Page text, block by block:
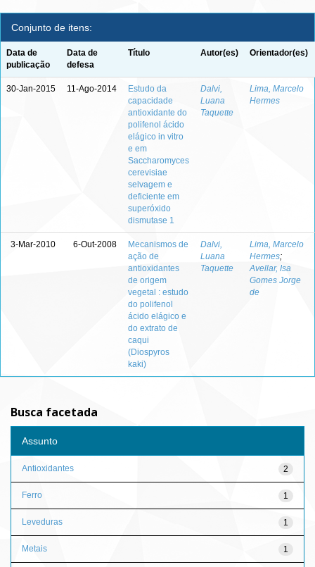
Conjunto de itens:
Data de
publicação
Data de
defesa
Título Autor(es) Orientador(es)
30-Jan-2015 11-Ago-2014
Estudo da
capacidade
antioxidante do
polifenol ácido
elágico in vitro
e em
Saccharomyces
cerevisiae
selvagem e
deficiente em
superóxido
dismutase 1
Dalvi,
Luana
Taquette
Lima, Marcelo
Hermes
3-Mar-2010 6-Out-2008
Mecanismos de
ação de
antioxidantes
de origem
vegetal : estudo
do polifenol
ácido elágico e
do extrato de
caqui
(Diospyros
kaki)
Dalvi,
Luana
Taquette
Lima, Marcelo
Hermes;
Avellar, Isa
Gomes Jorge
de
Busca facetada
Assunto
2
Antioxidantes
1
Ferro
1
Leveduras
1
Metais